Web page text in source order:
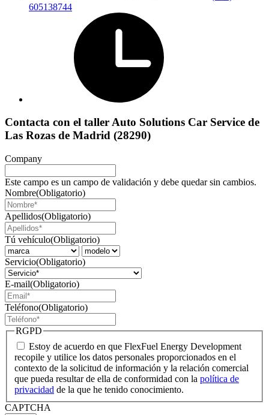
605138744
Contacta con el taller Auto Solutions Car Service de
Las Rozas de Madrid (28290)
Company
Este campo es un campo de validación y debe quedar sin cambios.
Nombre(Obligatorio)
Apellidos(Obligatorio)
Tú vehículo(Obligatorio)
Servicio(Obligatorio)
E-mail(Obligatorio)
Teléfono(Obligatorio)
RGPD
Estoy de acuerdo en que FlexFuel Energy Development
recopile y utilice los datos personales proporcionados en el
contexto de la solicitud de información y la relación comercial
que pueda resultar de ella de conformidad con la política de
privacidad de la que he tenido conocimiento.
CAPTCHA